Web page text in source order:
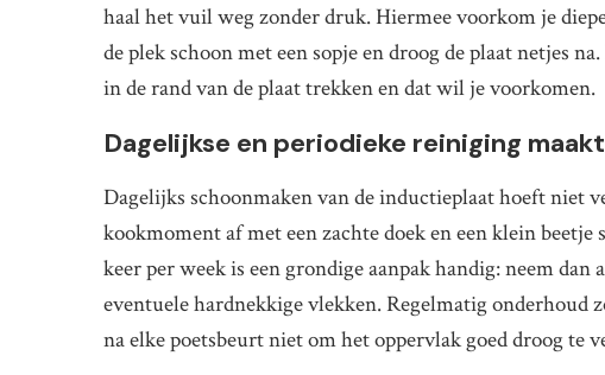
haal het vuil weg zonder druk. Hiermee voorkom je
de plek schoon met een sopje en droog de plaat netjes
in de rand van de plaat trekken en dat wil je voorkomen.
Dagelijkse en periodieke reiniging
Dagelijks schoonmaken van de inductieplaat hoeft niet
kookmoment af met een zachte doek en een klein beetje
keer per week is een grondige aanpak handig: neem
eventuele hardnekkige vlekken. Regelmatig onderhoud
na elke poetsbeurt niet om het oppervlak goed droog te